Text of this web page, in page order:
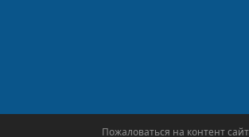
Пожаловаться на контент